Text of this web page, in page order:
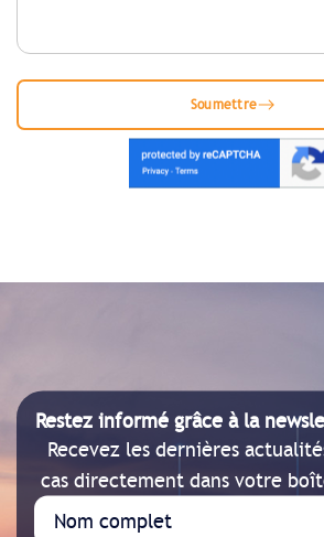
Soumettre
Restez informé grâce à la
Recevez les dernières
cas directement dans votre